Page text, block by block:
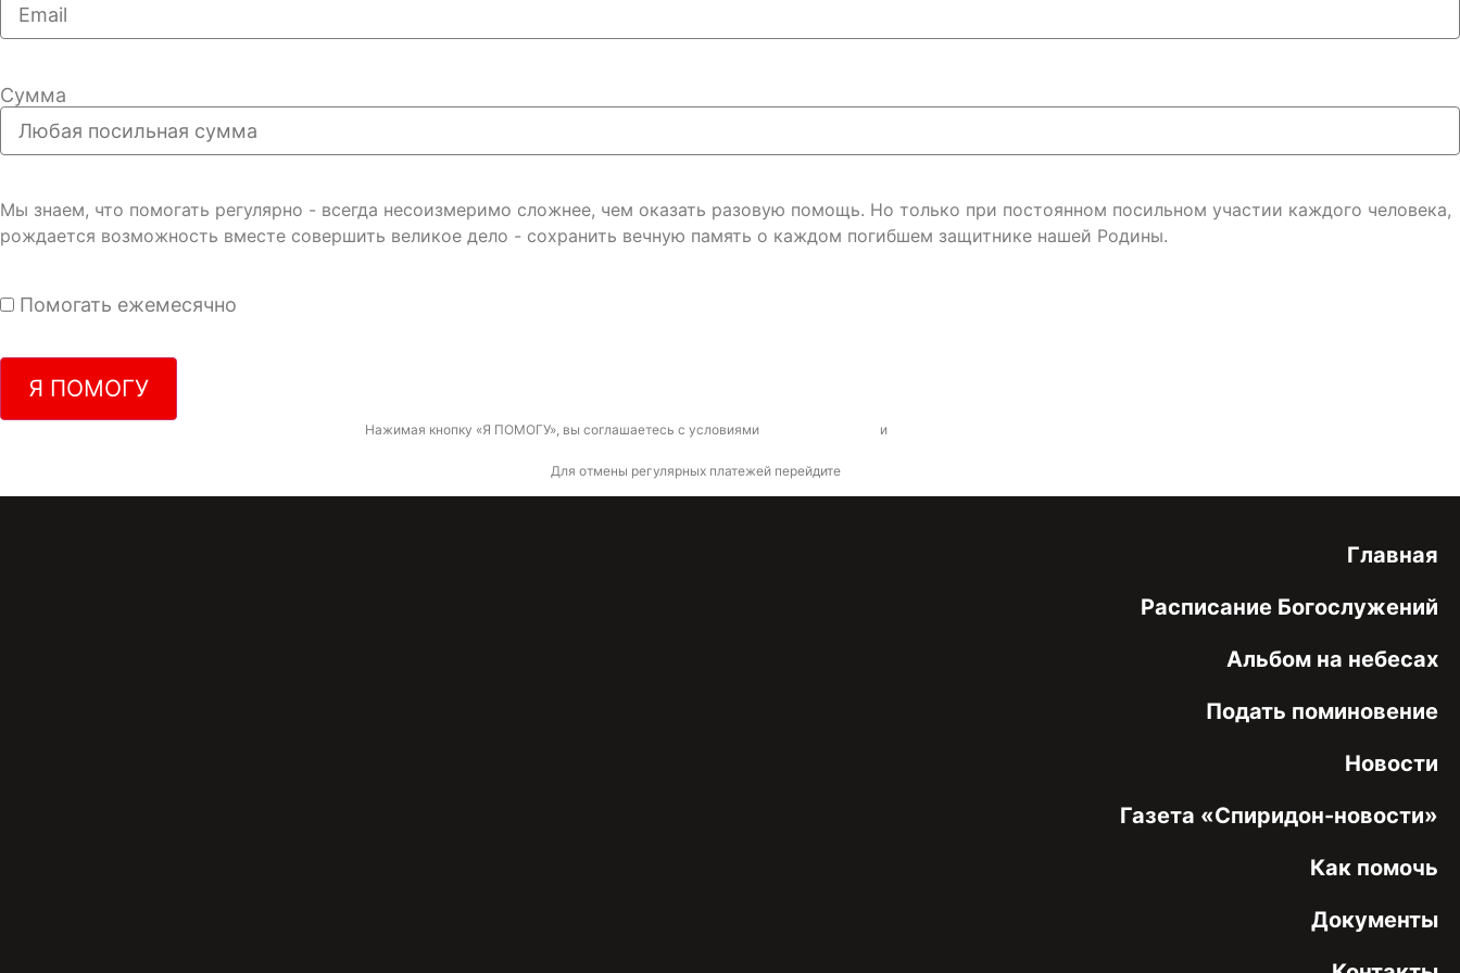
Сумма
Мы знаем, что помогать регулярно - всегда несоизмеримо сложнее, чем оказать разовую помощь. Но только при постоянном посильном участии каждого человека,
рождается возможность вместе совершить великое дело - сохранить вечную память о каждом погибшем защитнике нашей Родины.
Помогать ежемесячно
Я ПОМОГУ
Нажимая кнопку «Я ПОМОГУ», вы соглашаетесь с условиями и
Для отмены регулярных платежей перейдите
Главная
Расписание Богослужений
Альбом на небесах
Подать поминовение
Новости
Газета «Спиридон-новости»
Как помочь
Документы